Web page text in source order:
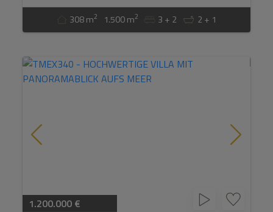
308 m2 1.500 m2 3 + 2 2 + 1
1.200.000 €